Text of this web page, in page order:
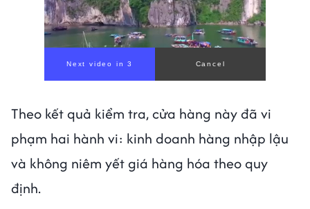
Theo kết quả kiểm tra, cửa hàng này đã vi
phạm hai hành vi: kinh doanh hàng nhập lậu
và không niêm yết giá hàng hóa theo quy
định.